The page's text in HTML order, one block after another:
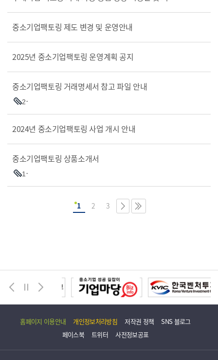
중소기업팩토링 제도 변경 및 운영안내
2025년 중소기업팩토링 운영계획 공지
중소기업팩토링 거래명세서 참고 파일 안내
2
2024년 중소기업팩토링 사업 개시 안내
중소기업팩토링 상품소개서
1
1 2 3
홈페이지 이용안내 개인정보처리방침 저작권 정책
SNS 블로그
페이스북
트위터 사전정보공표